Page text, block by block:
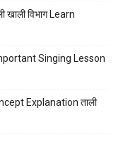
विभाग Learn
Singing Lesson
Explanation ताली